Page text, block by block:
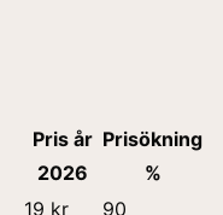
Pris år
2026
Prisökning
%
19 kr 90